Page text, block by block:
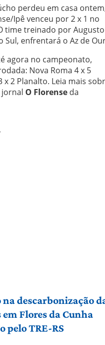
perdeu em casa
Ipê venceu por 2 x 1 no
time treinado por Augusto
enfrentará o Az de
agora no campeonato,
Nova Roma 4 x 5
x 2 Planalto. Leia mais
jornal O Florense da
na descarbonização
Flores da Cunha
pelo TRE-RS